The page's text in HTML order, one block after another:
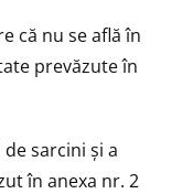
că nu se află în
prevăzute în
sarcini și a
în anexa nr. 2